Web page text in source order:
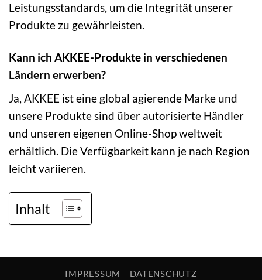
Leistungsstandards, um die Integrität unserer
Produkte zu gewährleisten.
Kann ich AKKEE-Produkte in verschiedenen
Ländern erwerben?
Ja, AKKEE ist eine global agierende Marke und
unsere Produkte sind über autorisierte Händler
und unseren eigenen Online-Shop weltweit
erhältlich. Die Verfügbarkeit kann je nach Region
leicht variieren.
Inhalt
IMPRESSUM DATENSCHUTZ